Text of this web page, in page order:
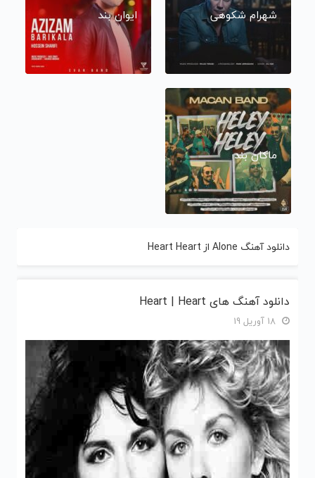
شهرام شکوهی ایوان بند
ماکان بند
دانلود آهنگ Alone از Heart Heart
دانلود آهنگ های Heart | Heart